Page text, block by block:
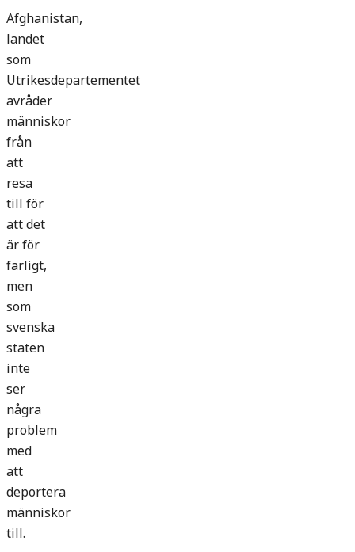
Afghanistan,
landet
som
Utrikesdepartementet
avråder
människor
från
att
resa
till för
att det
är för
farligt,
men
som
svenska
staten
inte
ser
några
problem
med
att
deportera
människor
till.